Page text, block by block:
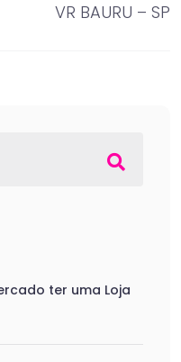
VR BAURU – SP
ter uma Loja